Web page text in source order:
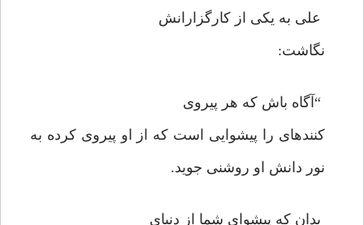
على به يكى از كارگزارانش
نگاشت:
“آگاه باش كه هر پيروى
كننده‏اى را پيشوايى است كه از او پيروى كرده به
نور دانش او روشنى جويد.
بدان كه پيشواى شما از دنياى